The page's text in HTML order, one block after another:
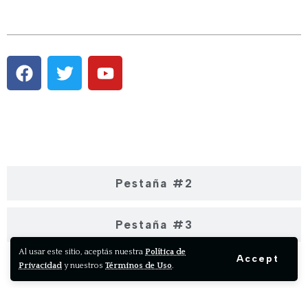
Al usar este sitio, aceptás nuestra Política de
Privacidad y nuestros Términos de Uso.
Accept
Pestaña #2
Pestaña #3